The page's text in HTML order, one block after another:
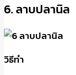
6. ลาบปลานิล
วิธีทำ